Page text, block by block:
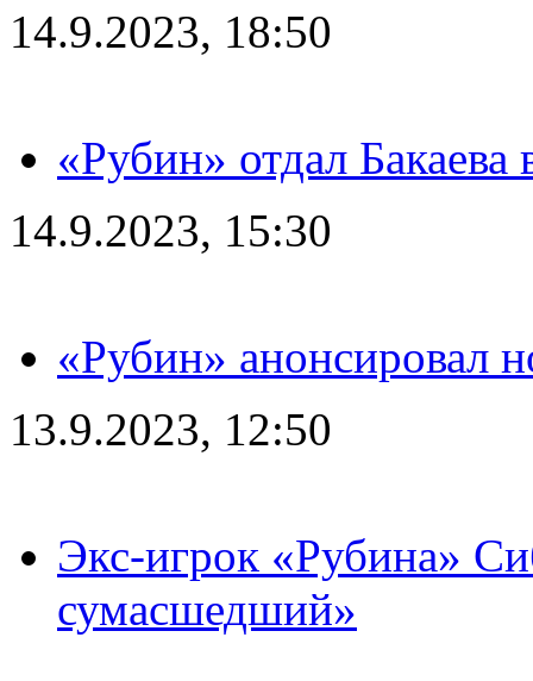
14.9.2023, 18:50
«Рубин» отдал
14.9.2023, 15:30
«Рубин» анонсировал
13.9.2023, 12:50
Экс-игрок «Рубина»
сумасшедший»